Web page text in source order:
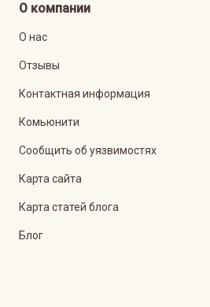
О компании
О нас
Отзывы
Контактная информация
Комьюнити
Сообщить об уязвимостях
Карта сайта
Карта статей блога
Блог